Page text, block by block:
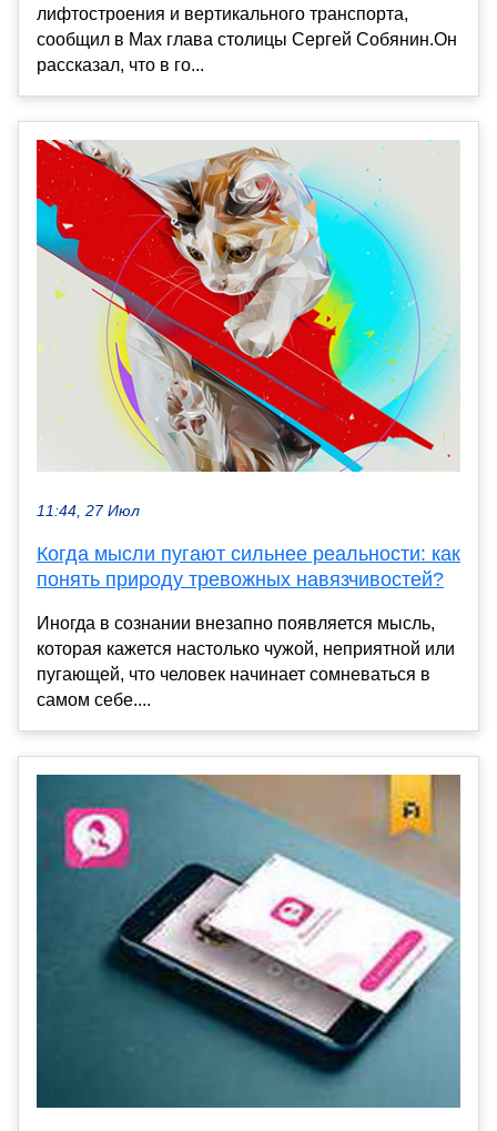
лифтостроения и вертикального транспорта,
сообщил в Max глава столицы Сергей Собянин.Он
рассказал, что в го...
11:44, 27 Июл
Когда мысли пугают сильнее реальности: как
понять природу тревожных навязчивостей?
Иногда в сознании внезапно появляется мысль,
которая кажется настолько чужой, неприятной или
пугающей, что человек начинает сомневаться в
самом себе....